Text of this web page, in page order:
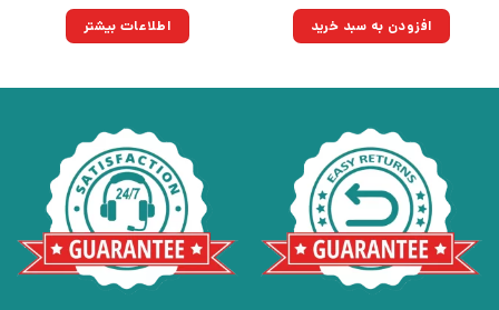
۱,۸۰۰,۰۰۰تومان
بود.
۱,۲۸۷,۰۰۰تومان.افزودن به سبد خرید اطلاعات بیشتر